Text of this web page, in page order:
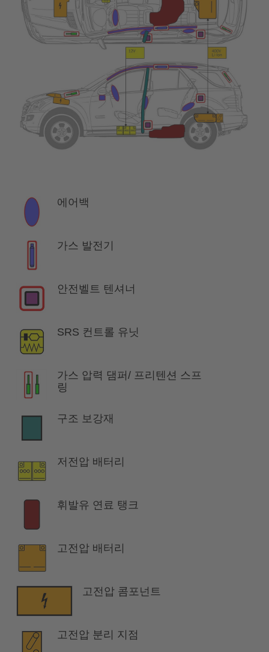
에어백
가스 발전기
안전벨트 텐셔너
SRS 컨트롤 유닛
가스 압력 댐퍼/ 프리텐션 스프
링
구조 보강재
저전압 배터리
휘발유 연료 탱크
고전압 배터리
고전압 콤포넌트
고전압 분리 지점